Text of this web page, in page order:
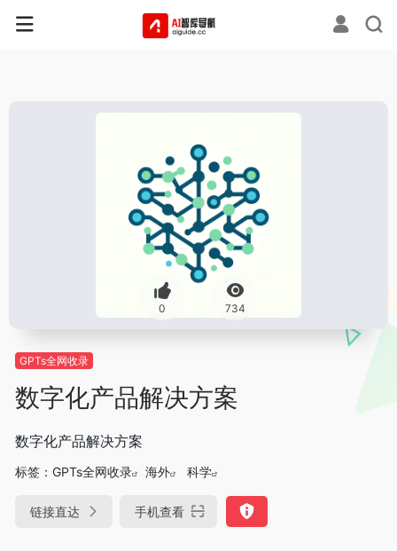
0 734
GPTs全网收录
数字化产品解决方案
数字化产品解决方案
标签： GPTs全网收录 海外 科学
链接直达 手机查看